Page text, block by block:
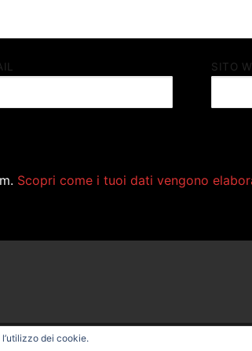
SITO
Scopri come i tuoi dati vengono
dei cookie.